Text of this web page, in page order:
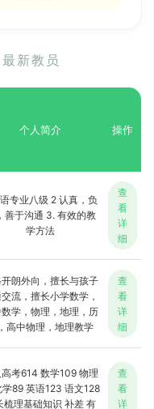
新教员
个人简介 操作
专业八级 2 认真，负
善于沟通 3. 有效的教
学方法
查
看
详
细
朗外向，擅长与孩子
流，擅长小学数学，
学，物理，地理，历
高中物理，地理教学
查
看
详
细
考614 数学109 物理
89 英语123 语文128
梳理基础知识 补差 有
查
看
详